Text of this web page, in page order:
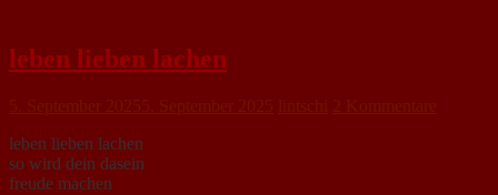
leben lieben lachen
leben lieben lachen
so wird dein dasein
freude machen